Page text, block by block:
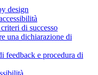
design
di successo
una dichiarazione di
feedback e procedura di